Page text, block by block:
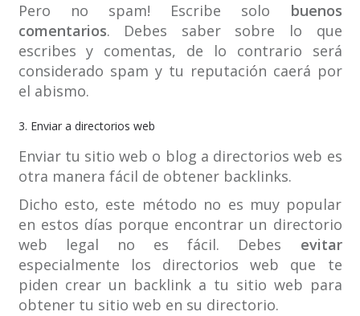
Pero no spam! Escribe solo buenos
comentarios. Debes saber sobre lo que
escribes y comentas, de lo contrario será
considerado spam y tu reputación caerá por
el abismo.
3. Enviar a directorios web
Enviar tu sitio web o blog a directorios web es
otra manera fácil de obtener backlinks.
Dicho esto, este método no es muy popular
en estos días porque encontrar un directorio
web legal no es fácil. Debes evitar
especialmente los directorios web que te
piden crear un backlink a tu sitio web para
obtener tu sitio web en su directorio.